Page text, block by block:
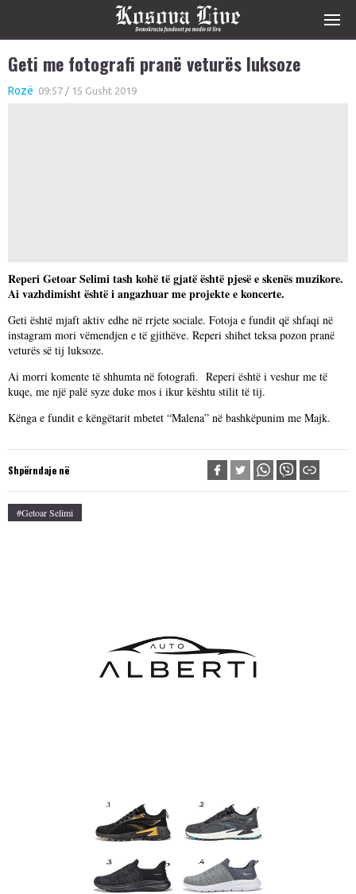
Geti me fotografi pranë veturës luksoze
Rozë 09:57 / 15 Gusht 2019
Reperi Getoar Selimi tash kohë të gjatë është pjesë e skenës muzikore.
Ai vazhdimisht është i angazhuar me projekte e koncerte.
Geti është mjaft aktiv edhe në rrjete sociale. Fotoja e fundit që shfaqi në
instagram mori vëmendjen e të gjithëve. Reperi shihet teksa pozon pranë
veturës së tij luksoze.
Ai morri komente të shhumta në fotografi. Reperi është i veshur me të
kuqe, me një palë syze duke mos i ikur kështu stilit të tij.
Kënga e fundit e këngëtarit mbetet “Malena” në bashkëpunim me Majk.
Shpërndaje në
#Getoar Selimi